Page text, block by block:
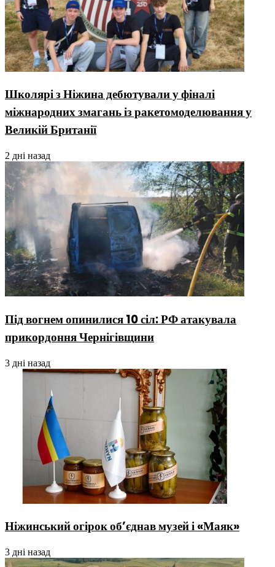
Школярі з Ніжина дебютували у фіналі
міжнародних змагань із ракетомоделювання у
Великій Британії
2 дні назад
Під вогнем опинилися 10 сіл: РФ атакувала
прикордоння Чернігівщини
3 дні назад
Ніжинський огірок об’єднав музей і «Маяк»
3 дні назад